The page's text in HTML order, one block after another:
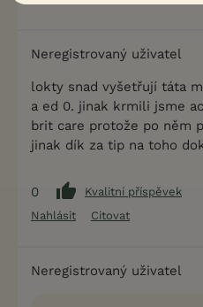
Neregistrovaný uživatel
lokty snad vyšetřují táta
a ed 0. jinak krmili jsme
brit care protože po něm
jinak dík za tip na toho
0
Kvalitní příspěvek
Nahlásit
Citovat
Neregistrovaný uživatel